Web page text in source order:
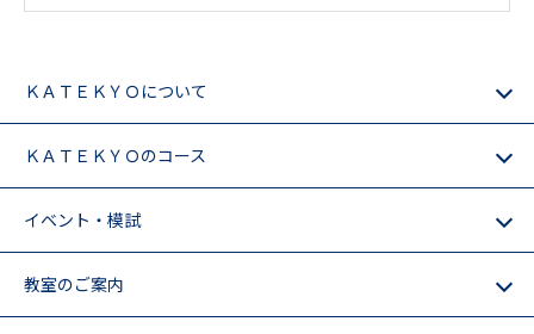
ＫＡＴＥＫＹＯについて
ＫＡＴＥＫＹＯのコース
イベント・模試
教室のご案内